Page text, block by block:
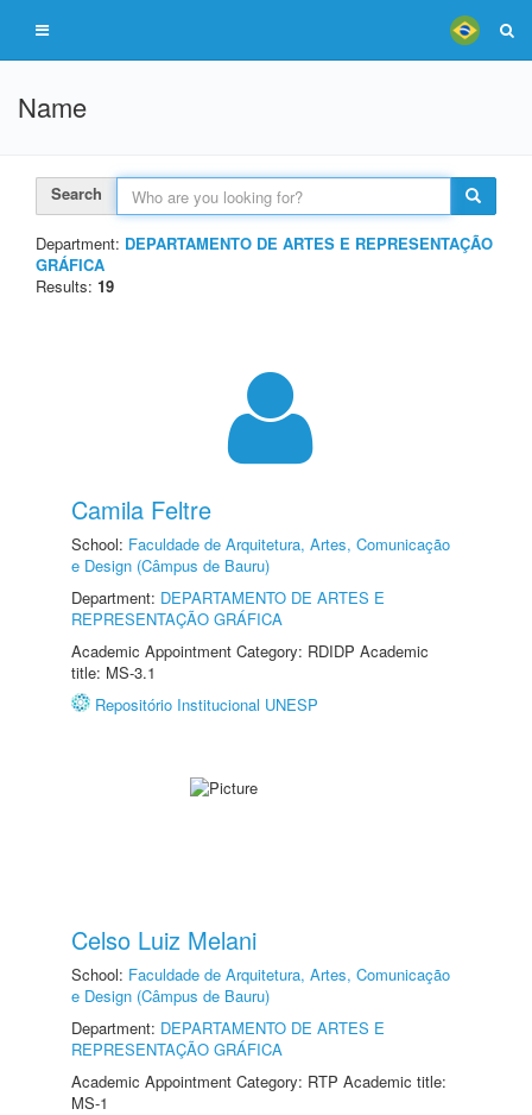
Name
Search
Department: DEPARTAMENTO DE ARTES E REPRESENTAÇÃO
GRÁFICA
Results: 19
Camila Feltre
School: Faculdade de Arquitetura, Artes, Comunicação
e Design (Câmpus de Bauru)
Department: DEPARTAMENTO DE ARTES E
REPRESENTAÇÃO GRÁFICA
Academic Appointment Category: RDIDP Academic
title: MS-3.1
Repositório Institucional UNESP
Celso Luiz Melani
School: Faculdade de Arquitetura, Artes, Comunicação
e Design (Câmpus de Bauru)
Department: DEPARTAMENTO DE ARTES E
REPRESENTAÇÃO GRÁFICA
Academic Appointment Category: RTP Academic title:
MS-1